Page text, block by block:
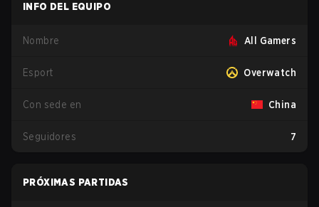
INFO DEL EQUIPO
Nombre All Gamers
Esport Overwatch
Con sede en China
Seguidores 7
PRÓXIMAS PARTIDAS